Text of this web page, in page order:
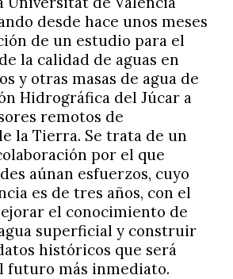
desde hace unos meses
de un estudio para el
la calidad de aguas en
y otras masas de agua de
Hidrográfica del Júcar a
remotos de
la Tierra. Se trata de un
por el que
aúnan esfuerzos, cuyo
es de tres años, con el
el conocimiento de
superficial y construir
históricos que será
futuro más inmediato.